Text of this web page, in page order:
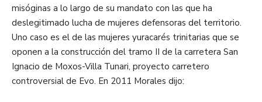
misóginas a lo largo de su mandato con las que ha
deslegitimado lucha de mujeres defensoras del territorio.
Uno caso es el de las mujeres yuracarés trinitarias que se
oponen a la construcción del tramo II de la carretera San
Ignacio de Moxos-Villa Tunari, proyecto carretero
controversial de Evo. En 2011 Morales dijo: